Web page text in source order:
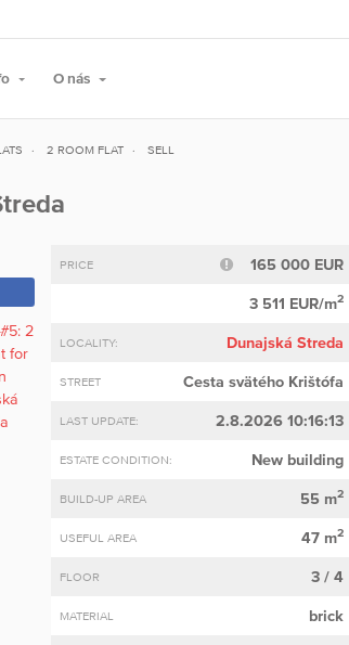
O nás
2 ROOM FLAT SELL
PRICE 165 000 EUR
3 511 EUR/m2
LOCALITY: Dunajská Streda
STREET Cesta svätého Krištófa
LAST UPDATE: 2.8.2026 10:16:13
ESTATE CONDITION: New building
BUILD-UP AREA 55 m2
USEFUL AREA 47 m2
FLOOR 3 / 4
MATERIAL brick